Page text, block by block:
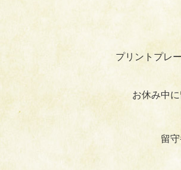
プリントプレ
お休み中
留